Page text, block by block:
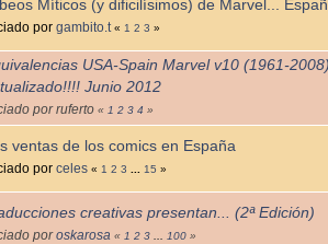
Míticos (y dificilísimos) de Marvel...
por gambito.t « 1 2 3 »
USA-Spain Marvel v10 (1961-
Junio 2012
por ruferto « 1 2 3 4 »
ventas de los comics en España
por celes « 1 2 3 ... 15 »
creativas presentan... (2ª Edición)
poroskarosa « 1 2 3 ... 100 »